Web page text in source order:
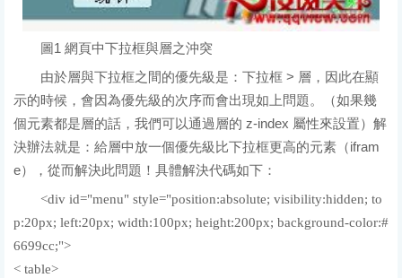
圖1 網頁中下拉框與層之沖突
由於層與下拉框之間的優先級是：下拉框 > 層，因此在顯
示的時候，會因為優先級的次序而會出現如上問題。（如果幾
個元素都是層的話，我們可以通過層的 z-index 屬性來設置）解
決辦法就是：給層中放一個優先級比下拉框更高的元素（ifram
e），從而解決此問題！具體解決代碼如下：
<div id="menu" style="position:absolute; visibility:hidden; to
p:20px; left:20px; width:100px; height:200px; background-color:#
6699cc;">
< table>